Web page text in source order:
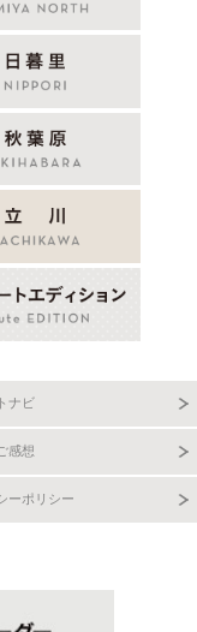
ナビ
感想
ーポリシー